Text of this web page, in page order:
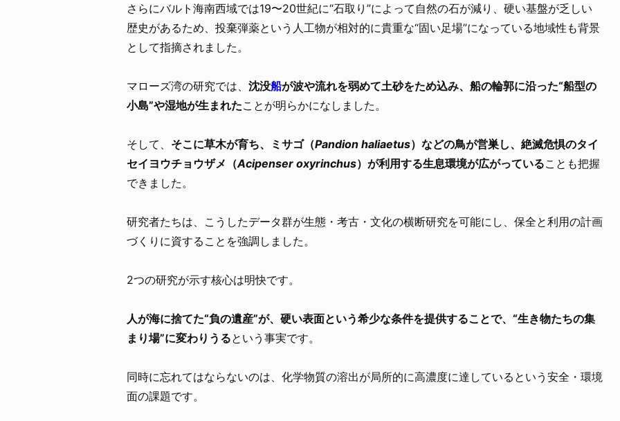
さらにバルト海南西域では19〜20世紀に“石取り”によって自然の石が減り、硬い基盤が乏しい
歴史があるため、投棄弾薬という人工物が相対的に貴重な“固い足場”になっている地域性も背景
として指摘されました。
マローズ湾の研究では、 沈没船が波や流れを弱めて土砂をため込み、船の輪郭に沿った“船型の
小島”や湿地が生まれたことが明らかになしました。
そして、 そこに草木が育ち、ミサゴ（Pandion haliaetus）などの鳥が営巣し、絶滅危惧のタイ
セイヨウチョウザメ（Acipenser oxyrinchus）が利用する生息環境が広がっていることも把握
できました。
研究者たちは、こうしたデータ群が生態・考古・文化の横断研究を可能にし、保全と利用の計画
づくりに資することを強調しました。
2つの研究が示す核心は明快です。
人が海に捨てた“負の遺産”が、硬い表面という希少な条件を提供することで、“生き物たちの集
まり場”に変わりうるという事実です。
同時に忘れてはならないのは、化学物質の溶出が局所的に高濃度に達しているという安全・環境
面の課題です。